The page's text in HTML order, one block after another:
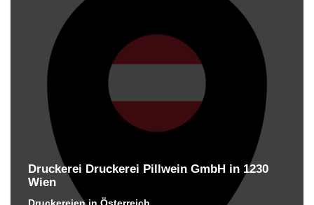
Druckerei Druckerei Pillwein GmbH in 1230
Wien